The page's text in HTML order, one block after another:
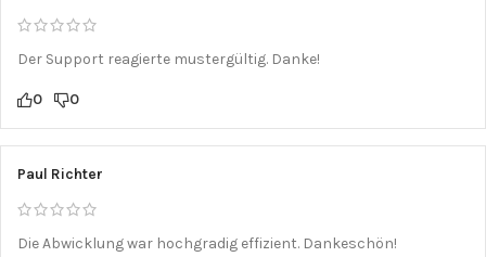
Der Support reagierte mustergültig. Danke!
0 0
Paul Richter
Die Abwicklung war hochgradig effizient. Dankeschön!